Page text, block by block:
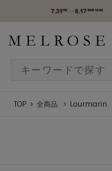
TOP 全商品 Lourmarin